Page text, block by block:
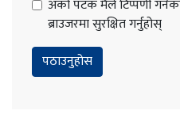
अर्को पटक मैले टिप्पणी
ब्राउजरमा सुरक्षित गर्नुहोस्